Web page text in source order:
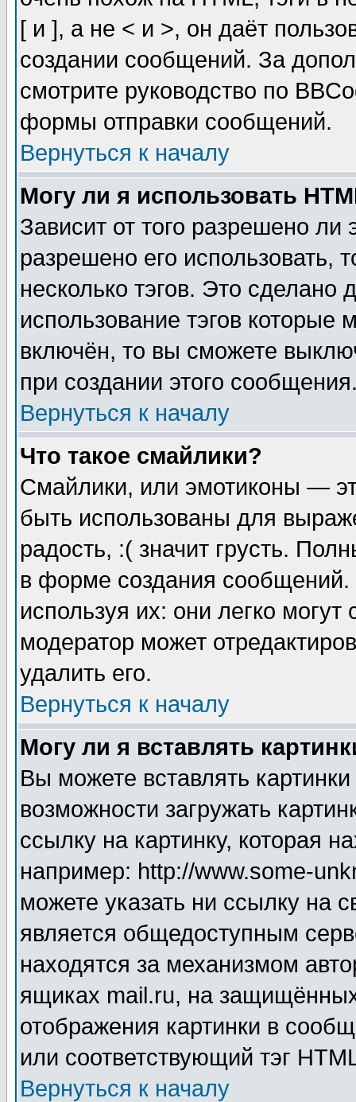
[ и ], а не < и >, он даёт
создании сообщений. За
смотрите руководство по
формы отправки сообщений.
Вернуться к началу
Могу ли я использовать
Зависит от того разрешено
разрешено его использовать,
несколько тэгов. Это сделано
использование тэгов
включён, то вы сможете
при создании этого
Вернуться к началу
Что такое смайлики?
Смайлики, или эмотиконы —
быть использованы для
радость, :( значит грусть.
в форме создания сообщений.
используя их: они легко
модератор может
удалить его.
Вернуться к началу
Могу ли я вставлять
Вы можете вставлять
возможности загружать
ссылку на картинку, которая
например: http://www.some-
можете указать ни ссылку на
является общедоступным
находятся за механизмом
ящиках mail.ru, на
отображения картинки в
или соответствующий тэг
Вернуться к началу